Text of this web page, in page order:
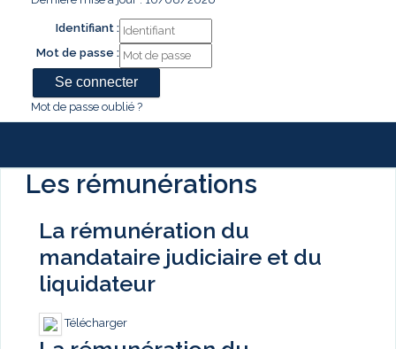
Identifiant :
Mot de passe :
Mot de passe oublié ?
Les rémunérations
La rémunération du
mandataire judiciaire et du
liquidateur
Télécharger